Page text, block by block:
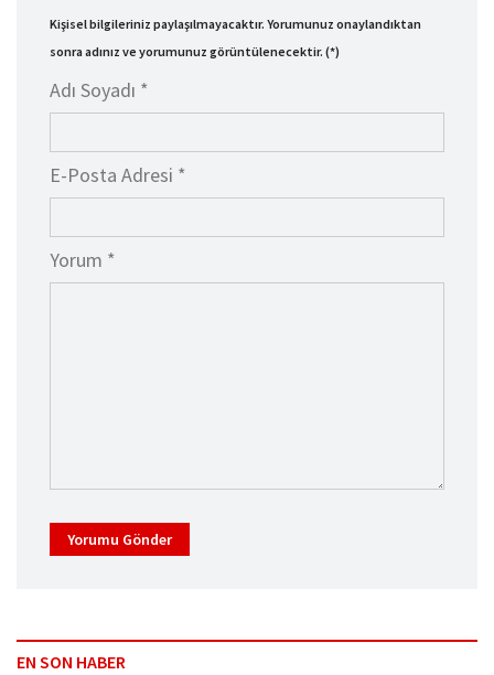
Kişisel bilgileriniz paylaşılmayacaktır. Yorumunuz onaylandıktan
sonra adınız ve yorumunuz görüntülenecektir. (*)
Adı Soyadı *
E-Posta Adresi *
Yorum *
Yorumu Gönder
EN SON HABER